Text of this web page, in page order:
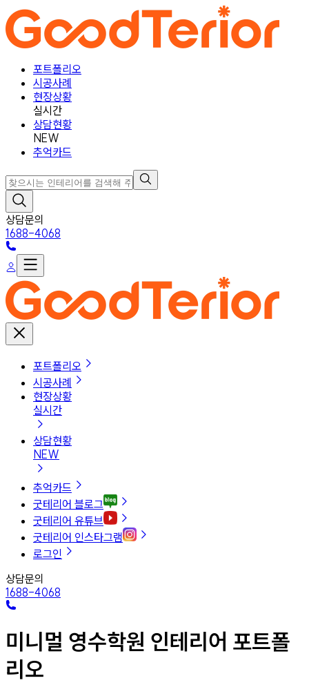
포트폴리오
시공사례
현장상황
실시간
상담현황
NEW
추억카드
상담문의
1688-4068
포트폴리오
시공사례
현장상황
실시간
상담현황
NEW
추억카드
굿테리어 블로그
굿테리어 유튜브
굿테리어 인스타그램
로그인
상담문의
1688-4068
미니멀 영수학원 인테리어 포트폴
리오